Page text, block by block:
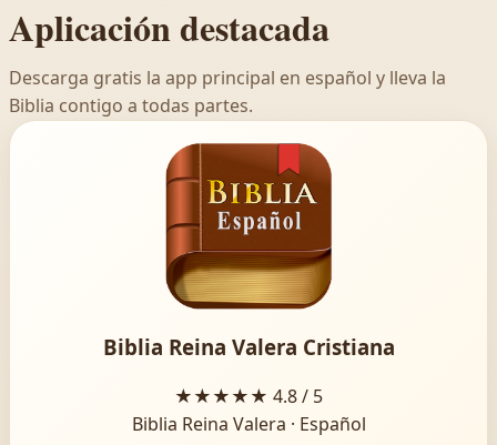
Aplicación destacada
Descarga gratis la app principal en español y lleva la
Biblia contigo a todas partes.
Biblia Reina Valera Cristiana
★★★★★ 4.8 / 5
Biblia Reina Valera · Español